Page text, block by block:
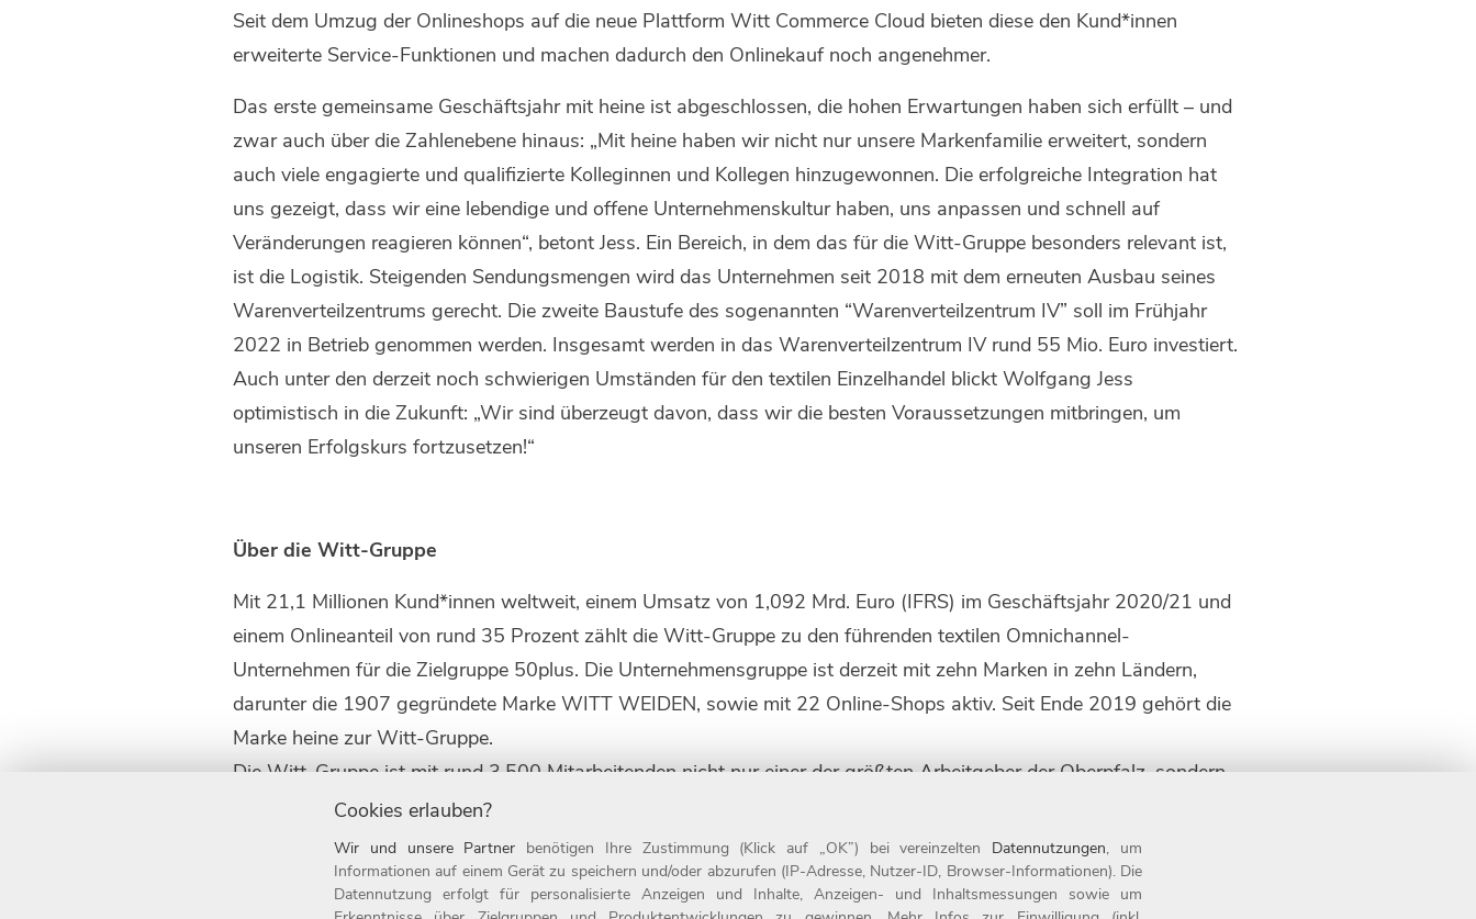
Seit dem Umzug der Onlineshops auf die neue Plattform Witt Commerce Cloud bieten diese den Kund*innen
erweiterte Service-Funktionen und machen dadurch den Onlinekauf noch angenehmer.
Das erste gemeinsame Geschäftsjahr mit heine ist abgeschlossen, die hohen Erwartungen haben sich erfüllt – und
zwar auch über die Zahlenebene hinaus: „Mit heine haben wir nicht nur unsere Markenfamilie erweitert, sondern
auch viele engagierte und qualifizierte Kolleginnen und Kollegen hinzugewonnen. Die erfolgreiche Integration hat
uns gezeigt, dass wir eine lebendige und offene Unternehmenskultur haben, uns anpassen und schnell auf
Veränderungen reagieren können“, betont Jess. Ein Bereich, in dem das für die Witt-Gruppe besonders relevant ist,
ist die Logistik. Steigenden Sendungsmengen wird das Unternehmen seit 2018 mit dem erneuten Ausbau seines
Warenverteilzentrums gerecht. Die zweite Baustufe des sogenannten “Warenverteilzentrum IV” soll im Frühjahr
2022 in Betrieb genommen werden. Insgesamt werden in das Warenverteilzentrum IV rund 55 Mio. Euro investiert.
Auch unter den derzeit noch schwierigen Umständen für den textilen Einzelhandel blickt Wolfgang Jess
optimistisch in die Zukunft: „Wir sind überzeugt davon, dass wir die besten Voraussetzungen mitbringen, um
unseren Erfolgskurs fortzusetzen!“
Über die Witt-Gruppe
Mit 21,1 Millionen Kund*innen weltweit, einem Umsatz von 1,092 Mrd. Euro (IFRS) im Geschäftsjahr 2020/21 und
einem Onlineanteil von rund 35 Prozent zählt die Witt-Gruppe zu den führenden textilen Omnichannel-
Unternehmen für die Zielgruppe 50plus. Die Unternehmensgruppe ist derzeit mit zehn Marken in zehn Ländern,
darunter die 1907 gegründete Marke WITT WEIDEN, sowie mit 22 Online-Shops aktiv. Seit Ende 2019 gehört die
Marke heine zur Witt-Gruppe.
Die Witt-Gruppe ist mit rund 3.500 Mitarbeitenden nicht nur einer der größten Arbeitgeber der Oberpfalz, sondern
auch einer der beliebtesten Deutschlands: 2021 wurde das Unternehmen zum neunten Mal in Folge als Top-
Arbeitgeber ausgezeichnet. Seit 1987 ist das Unternehmen mit Sitz in Weiden Teil der Otto Group. Weitere
Informationen finden Sie unter www.witt-gruppe.eu.
Cookies erlauben?
Wir und unsere Partner benötigen Ihre Zustimmung (Klick auf „OK”) bei vereinzelten Datennutzungen, um
Informationen auf einem Gerät zu speichern und/oder abzurufen (IP-Adresse, Nutzer-ID, Browser-Informationen). Die
Datennutzung erfolgt für personalisierte Anzeigen und Inhalte, Anzeigen- und Inhaltsmessungen sowie um